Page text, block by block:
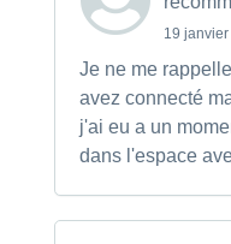
19
Je ne me
avez connecté
j'ai eu a un
dans l'espace